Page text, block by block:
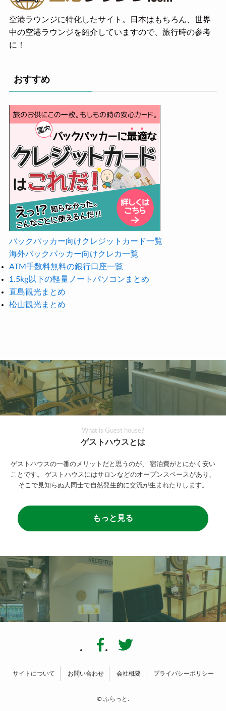
空港ラウンジに特化したサイト。日本はもちろん、世界
中の空港ラウンジを紹介していますので、旅行時の参考
に！
おすすめ
バックパッカー向けクレジットカード一覧
海外バックパッカー向けクレカ一覧
ATM手数料無料の銀行口座一覧
1.5kg以下の軽量ノートパソコンまとめ
直島観光まとめ
松山観光まとめ
What is Guest house?
ゲストハウスとは
ゲストハウスの一番のメリットだと思うのが、
宿泊費がとにかく安い
ことです。
ゲストハウスにはサロンなどのオープンスペースがあり、
そこで見知らぬ人同士で自然発生的に交流が生まれたりします。
もっと見る
サイトについて お問い合わせ 会社概要 プライバシーポリシー
© ふらっと.